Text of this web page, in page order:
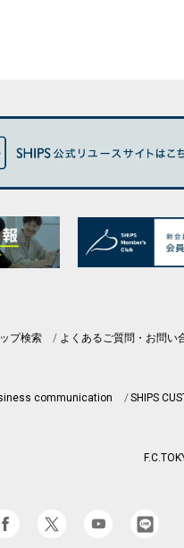
プ検索 よくあるご質問・お問い
communication SHIPS